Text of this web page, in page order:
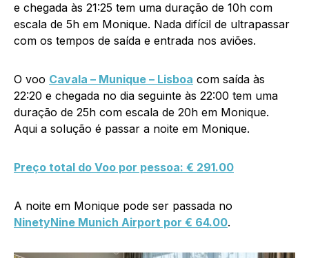
e chegada às 21:25 tem uma duração de 10h com
escala de 5h em Monique. Nada difícil de ultrapassar
com os tempos de saída e entrada nos aviões.
O voo Cavala – Munique – Lisboa com saída às
22:20 e chegada no dia seguinte às 22:00 tem uma
duração de 25h com escala de 20h em Monique.
Aqui a solução é passar a noite em Monique.
Preço total do Voo por pessoa: € 291.00
A noite em Monique pode ser passada no
NinetyNine Munich Airport por € 64.00.